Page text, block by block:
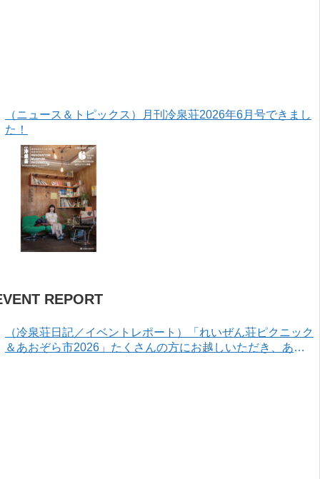
（ニュース＆トピックス）月刊冷泉荘2026年6月号できまし
た！
REPORT
（冷泉荘日記／イベントレポート）「れいぜん荘ピクニック
＆あおぞら市2026」たくさんの方にお越しいただき、あり